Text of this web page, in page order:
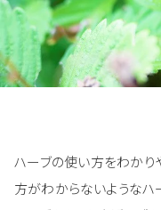
ハーブの使い方をわかり
方がわからないようなハ